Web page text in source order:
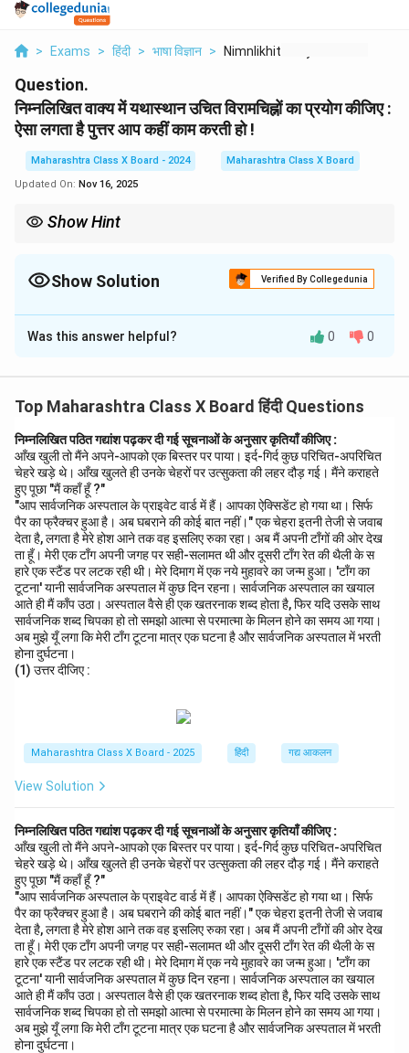
> Exams > हिंदी > भाषा विज्ञान > Nimnlikhit Vaky Men ...
Question.
निम्नलिखित वाक्य में यथास्थान उचित विरामचिह्नों का प्रयोग कीजिए :
ऐसा लगता है पुत्तर आप कहीं काम करती हो !
Maharashtra Class X Board - 2024
Maharashtra Class X Board
Updated On: Nov 16, 2025
Show Hint
Show Solution Verified By Collegedunia
Solution and Explanation
ऐसा लगता है, पुत्तर, आप कहीं काम करती हो!
Was this answer helpful? 0 0
Top Maharashtra Class X Board हिंदी Questions
निम्नलिखित पठित गद्यांश पढ़कर दी गई सूचनाओं के अनुसार कृतियाँ कीजिए :
आँख खुली तो मैंने अपने-आपको एक बिस्तर पर पाया। इर्द-गिर्द कुछ परिचित-अपरिचित
चेहरे खड़े थे। आँख खुलते ही उनके चेहरों पर उत्सुकता की लहर दौड़ गई। मैंने कराहते
हुए पूछा "मैं कहाँ हूँ ?"
"आप सार्वजनिक अस्पताल के प्राइवेट वार्ड में हैं। आपका ऐक्सिडेंट हो गया था। सिर्फ
पैर का फ्रैक्चर हुआ है। अब घबराने की कोई बात नहीं।" एक चेहरा इतनी तेजी से जवाब
देता है, लगता है मेरे होश आने तक वह इसलिए रुका रहा। अब मैं अपनी टाँगों की ओर देख
ता हूँ। मेरी एक टाँग अपनी जगह पर सही-सलामत थी और दूसरी टाँग रेत की थैली के स
हारे एक स्टैंड पर लटक रही थी। मेरे दिमाग में एक नये मुहावरे का जन्म हुआ। 'टाँग का
टूटना' यानी सार्वजनिक अस्पताल में कुछ दिन रहना। सार्वजनिक अस्पताल का खयाल
आते ही मैं काँप उठा। अस्पताल वैसे ही एक खतरनाक शब्द होता है, फिर यदि उसके साथ
सार्वजनिक शब्द चिपका हो तो समझो आत्मा से परमात्मा के मिलन होने का समय आ गया।
अब मुझे यूँ लगा कि मेरी टाँग टूटना मात्र एक घटना है और सार्वजनिक अस्पताल में भरती
होना दुर्घटना।
(1) उत्तर दीजिए :
Maharashtra Class X Board - 2025 हिंदी गद्य आकलन
View Solution
निम्नलिखित पठित गद्यांश पढ़कर दी गई सूचनाओं के अनुसार कृतियाँ कीजिए :
आँख खुली तो मैंने अपने-आपको एक बिस्तर पर पाया। इर्द-गिर्द कुछ परिचित-अपरिचित
चेहरे खड़े थे। आँख खुलते ही उनके चेहरों पर उत्सुकता की लहर दौड़ गई। मैंने कराहते
हुए पूछा "मैं कहाँ हूँ ?"
"आप सार्वजनिक अस्पताल के प्राइवेट वार्ड में हैं। आपका ऐक्सिडेंट हो गया था। सिर्फ
पैर का फ्रैक्चर हुआ है। अब घबराने की कोई बात नहीं।" एक चेहरा इतनी तेजी से जवाब
देता है, लगता है मेरे होश आने तक वह इसलिए रुका रहा। अब मैं अपनी टाँगों की ओर देख
ता हूँ। मेरी एक टाँग अपनी जगह पर सही-सलामत थी और दूसरी टाँग रेत की थैली के स
हारे एक स्टैंड पर लटक रही थी। मेरे दिमाग में एक नये मुहावरे का जन्म हुआ। 'टाँग का
टूटना' यानी सार्वजनिक अस्पताल में कुछ दिन रहना। सार्वजनिक अस्पताल का खयाल
आते ही मैं काँप उठा। अस्पताल वैसे ही एक खतरनाक शब्द होता है, फिर यदि उसके साथ
सार्वजनिक शब्द चिपका हो तो समझो आत्मा से परमात्मा के मिलन होने का समय आ गया।
अब मुझे यूँ लगा कि मेरी टाँग टूटना मात्र एक घटना है और सार्वजनिक अस्पताल में भरती
होना दुर्घटना।